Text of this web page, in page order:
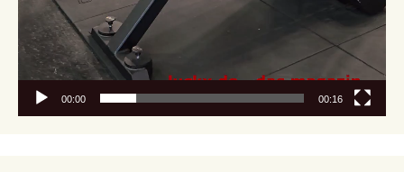
00:00 00:16